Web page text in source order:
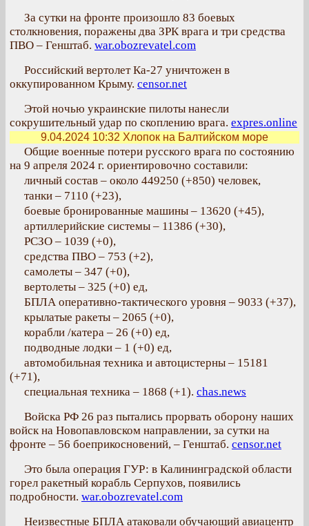
За сутки на фронте произошло 83 боевых
столкновения, поражены два ЗРК врага и три средства
ПВО – Генштаб. war.obozrevatel.com
Российский вертолет Ка-27 уничтожен в
оккупированном Крыму. censor.net
Этой ночью украинские пилоты нанесли
сокрушительный удар по скоплению врага. expres.online
9.04.2024 10:32 Хлопок на Балтийском море
Общие военные потери русского врага по состоянию
на 9 апреля 2024 г. ориентировочно составили:
личный состав – около 449250 (+850) человек,
танки – 7110 (+23),
боевые бронированные машины – 13620 (+45),
артиллерийские системы – 11386 (+30),
РСЗО – 1039 (+0),
средства ПВО – 753 (+2),
самолеты – 347 (+0),
вертолеты – 325 (+0) ед,
БПЛА оперативно-тактического уровня – 9033 (+37),
крылатые ракеты – 2065 (+0),
корабли /катера – 26 (+0) ед,
подводные лодки – 1 (+0) ед,
автомобильная техника и автоцистерны – 15181
(+71),
специальная техника – 1868 (+1). chas.news
Войска РФ 26 раз пытались прорвать оборону наших
войск на Новопавловском направлении, за сутки на
фронте – 56 боеприкосновений, – Генштаб. censor.net
Это была операция ГУР: в Калининградской области
горел ракетный корабль Серпухов, появились
подробности. war.obozrevatel.com
Неизвестные БПЛА атаковали обучающий авиацентр